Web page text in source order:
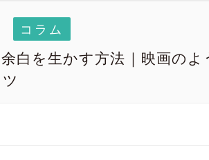
コラム
白を生かす方法｜映画の